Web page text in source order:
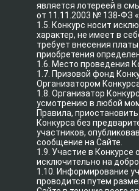
является лотереей в
от 11.11.2003 № 138-ФЗ
1.5. Конкурс носит
характер, не имеет в
требует внесения
приобретения
1.6. Место проведения
1.7. Призовой фонд
Организатором
1.8. Организатор
усмотрению в любой
Правила,
Конкурса без
участников,
сообщение на Сайте.
1.9. Участие в Конкурсе
исключительно на
1.10. Информирование
проводится путем